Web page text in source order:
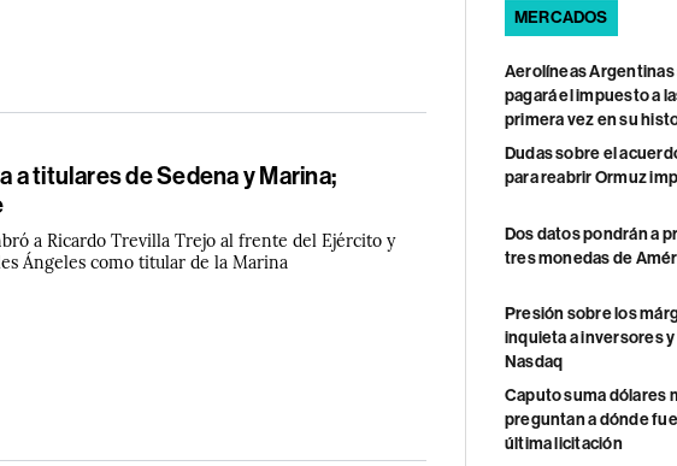
a titulares de Sedena y Marina;
a Ricardo Trevilla Trejo al frente del Ejército y
Ángeles como titular de la Marina
MERCADOS
Aerolíneas
pagará el impuesto a
primera vez en su
Dudas sobre el
para reabrir Ormuz
Dos datos pondrán a
tres monedas de
Presión sobre los
inquieta a inversores
Nasdaq
Caputo suma dólares
preguntan a dónde
última licitación